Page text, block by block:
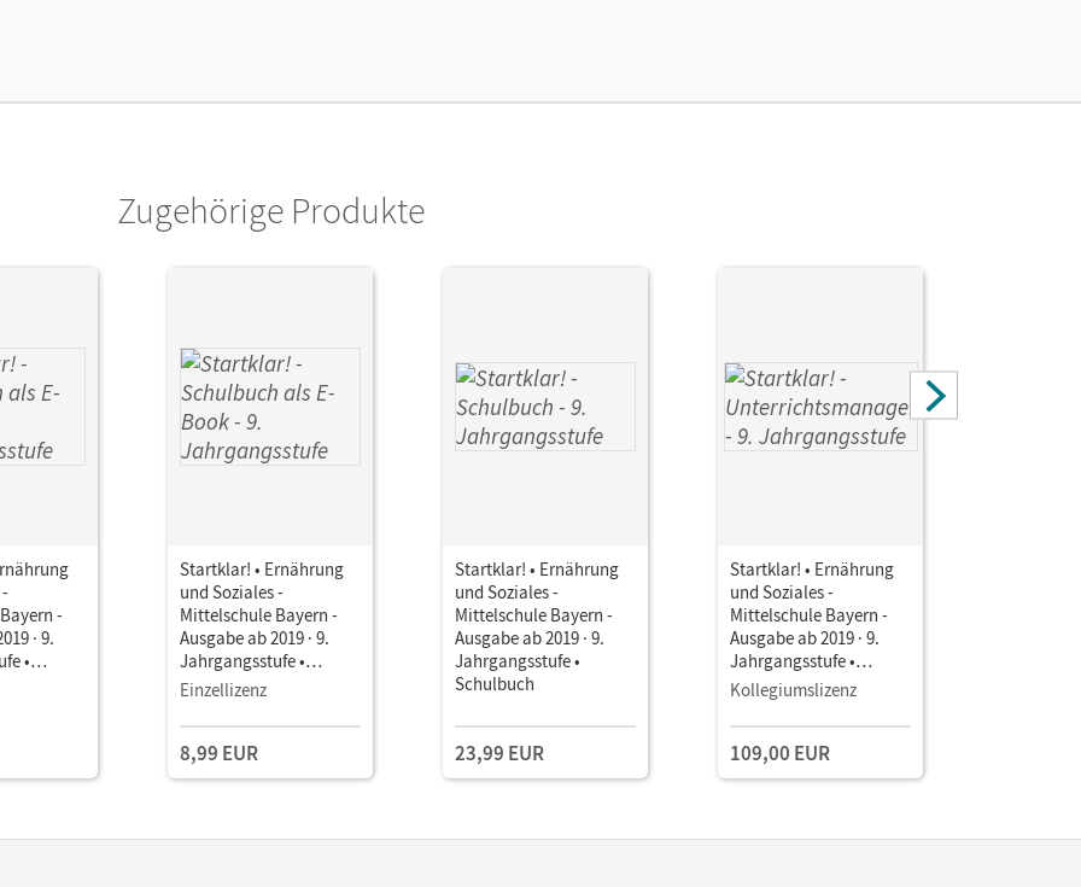
Cornelsen Verlag
Zugehörige Produkte
-
· 9.
•
Startklar! • Ernährung
und Soziales -
Mittelschule Bayern -
Ausgabe ab 2019 · 9.
Jahrgangsstufe •
Schulbuch als E-Book
Einzellizenz
8,99 EUR
Startklar! • Ernährung
und Soziales -
Mittelschule Bayern -
Ausgabe ab 2019 · 9.
Jahrgangsstufe •
Schulbuch
23,99 EUR
Startklar! • Ernährung
und Soziales -
Mittelschule Bayern -
Ausgabe ab 2019 · 9.
Jahrgangsstufe •
Unterrichtsmanager E-
Book mit
Lehrkräftematerialien
und Planungstools
Kollegiumslizenz
109,00 EUR